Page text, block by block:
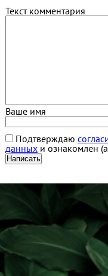
Текст комментария
Ваше имя
Подтверждаю
данныхи ознакомлен